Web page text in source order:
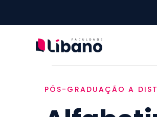
PÓS-GRADUAÇÃO A